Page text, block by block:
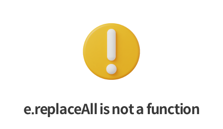
e.replaceAll is not a function